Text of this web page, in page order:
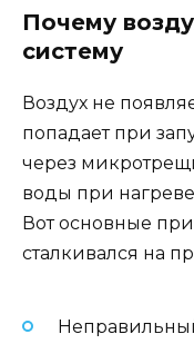
Почему
систему
Воздух не
попадает при
через
воды при
Вот основные
сталкивался на